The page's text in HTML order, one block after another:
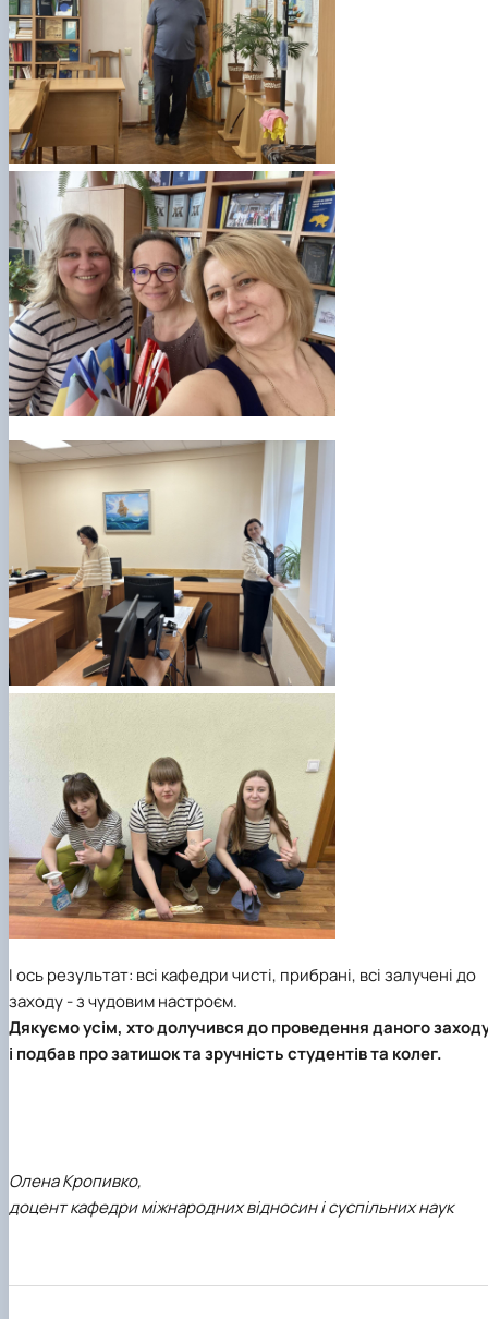
І ось результат: всі кафедри чисті, прибрані, всі залучені до
заходу - з чудовим настроєм.
Дякуємо усім, хто долучився до проведення даного
і подбав про затишок та зручність студентів та колег.
Олена Кропивко,
доцент кафедри міжнародних відносин і суспільних наук